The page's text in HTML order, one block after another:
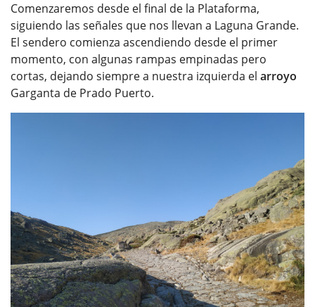
Comenzaremos desde el final de la Plataforma,
siguiendo las señales que nos llevan a Laguna Grande.
El sendero comienza ascendiendo desde el primer
momento, con algunas rampas empinadas pero
cortas, dejando siempre a nuestra izquierda el arroyo
Garganta de Prado Puerto.